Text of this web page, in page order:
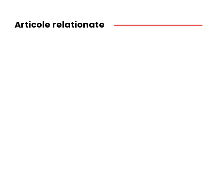
Articole relationate